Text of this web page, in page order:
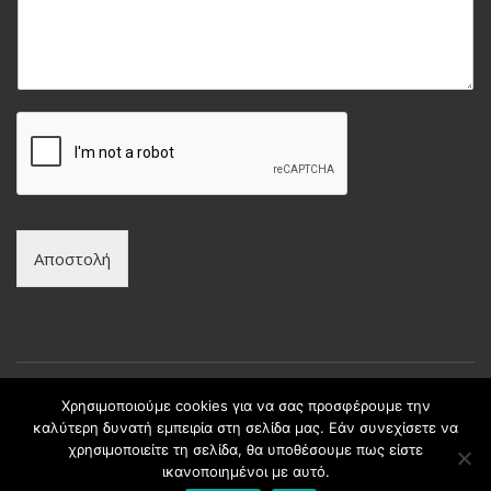
Αποστολή
Copyright © intax.gr All Rights Reserved. | Developed by
Best Cybernetics
Χρησιμοποιούμε cookies για να σας προσφέρουμε την
καλύτερη δυνατή εμπειρία στη σελίδα μας. Εάν συνεχίσετε να
χρησιμοποιείτε τη σελίδα, θα υποθέσουμε πως είστε
ικανοποιημένοι με αυτό.